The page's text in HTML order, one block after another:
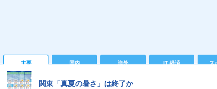
主要 国内 海外 IT 経済 ス
関東「真夏の暑さ」は終了か